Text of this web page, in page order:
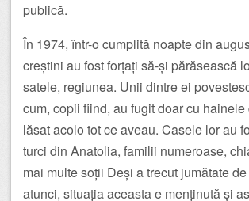
publică.
În 1974, într-o cumplită noapte din
creștini au fost forțați să-și părăsească
satele, regiunea. Unii dintre ei
cum, copii fiind, au fugit doar cu hainele
lăsat acolo tot ce aveau. Casele lor au
turci din Anatolia, familii numeroase,
mai multe soții Deși a trecut jumătate
atunci, situația aceasta e menținută și